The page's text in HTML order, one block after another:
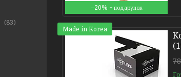
–20%
Made in Korea
83